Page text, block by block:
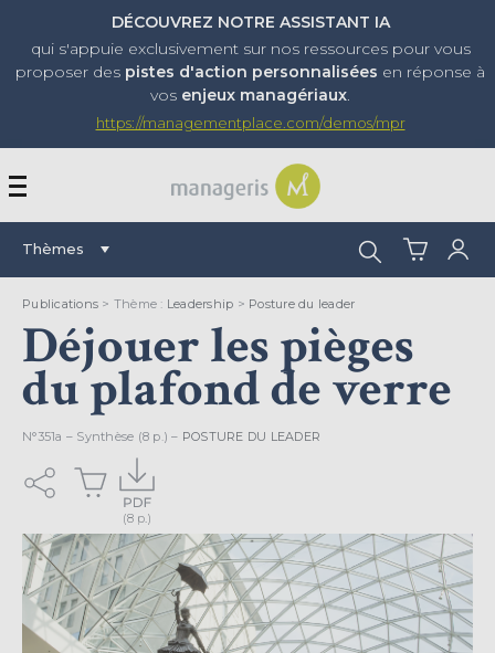
DÉCOUVREZ NOTRE ASSISTANT IA
qui s'appuie exclusivement sur nos ressources pour vous
proposer des pistes d'action personnalisées en réponse à
vos enjeux managériaux.
https://managementplace.com/demos/mpr
AFFICHER OU
Thèmes Rechercher :
Publications > Thème : Leadership > Posture du leader
Déjouer les pièges
du plafond de verre
N°351a – Synthèse (8 p.) – POSTURE DU LEADER